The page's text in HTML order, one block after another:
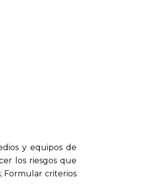
y equipos de
los riesgos que
Formular criterios